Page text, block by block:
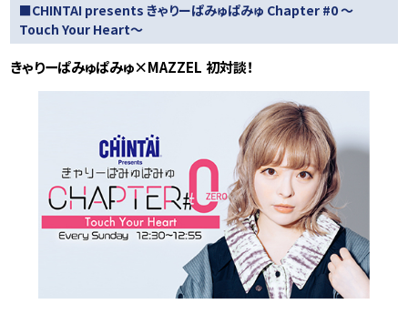
■CHINTAI presents きゃりーぱみゅぱみゅ Chapter #0 ～
Touch Your Heart～
きゃりーぱみゅぱみゅ×MAZZEL 初対談！